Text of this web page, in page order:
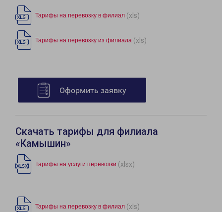
Тарифы на перевозку в филиал (xls)
Тарифы на перевозку из филиала (xls)
Оформить заявку
Скачать тарифы для филиала
«Камышин»
Тарифы на услуги перевозки (xlsx)
Тарифы на перевозку в филиал (xls)